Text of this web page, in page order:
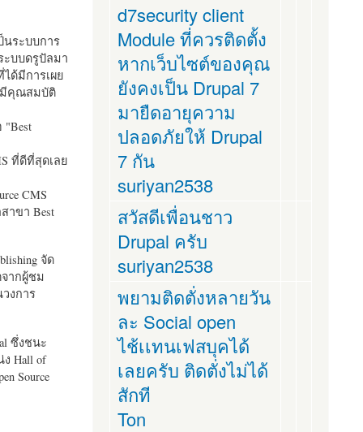
นระบบการ
ะบบดรูปัลมา
ด้มีการเผย
มีคุณสมบัติ
"Best
ที่ดีที่สุดเลย
CMS
าขา Best
จัด
ากผู้ชม
งการ
ซึ่งชนะ
Hall of
Source
d7security client
Module ที่ควรติดตั้ง
หากเว็บไซต์ของคุณ
ยังคงเป็น Drupal 7
มายืดอายุความ
ปลอดภัยให้ Drupal
7 กัน
suriyan2538
สวัสดีเพื่อนชาว
Drupal ครับ
suriyan2538
พยามติดตั่งหลายวัน
ละ Social open
ไช้เเทนเฟสบุคได้
เลยครับ ติดตั่งไม่ได้
สักที
Ton